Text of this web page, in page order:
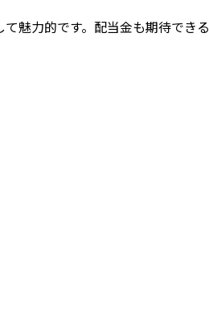
魅力的です。配当金も期待でき